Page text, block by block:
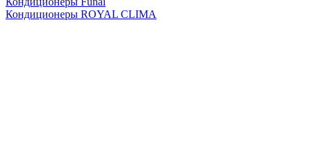
Кондиционеры ROYAL CLIMA